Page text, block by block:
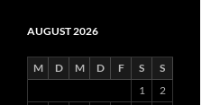
AUGUST 2026
M D M D F S
S
1
2